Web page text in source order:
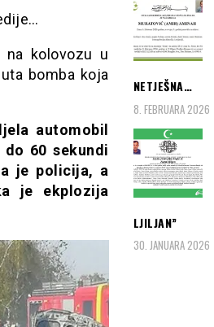
na kolovozu u
bomba koja
automobil
60 sekundi
je policija, a
je ekplozija
NETJEŠNA…
8. FEBRUARA 2026
LJILJAN”
30. JANUARA 2026